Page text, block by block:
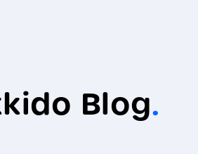
Blog.